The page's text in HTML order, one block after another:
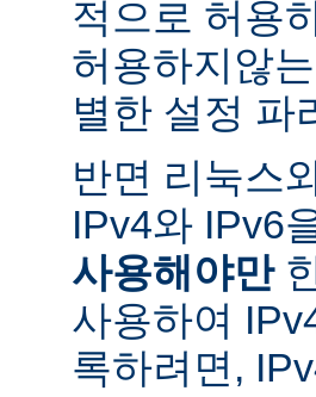
적으로 허용
허용하지않
별한 설정 파
반면 리눅스
IPv4와 IPv6
사용해야만
사용하여
록하려면,